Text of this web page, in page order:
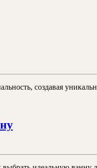
создавая
Выбор
руководство